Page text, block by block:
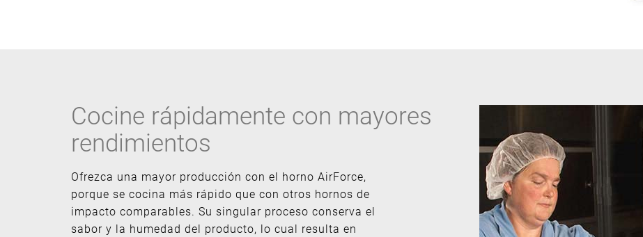
Cocine rápidamente con mayores
rendimientos
Ofrezca una mayor producción con el horno AirForce,
porque se cocina más rápido que con otros hornos de
impacto comparables. Su singular proceso conserva el
sabor y la humedad del producto, lo cual resulta en